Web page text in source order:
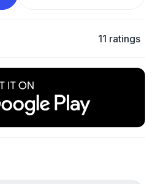
11 ratings